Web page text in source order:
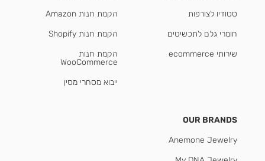
סטודיו לצורפות
חומרי גלם לתכשיטים
שירותי ecommerce
הקמת חנות Amazon
הקמת חנות Shopify
הקמת חנות
WooCommerce
ייבוא מסחרי מסין
OUR BRANDS
Anemone Jewelry